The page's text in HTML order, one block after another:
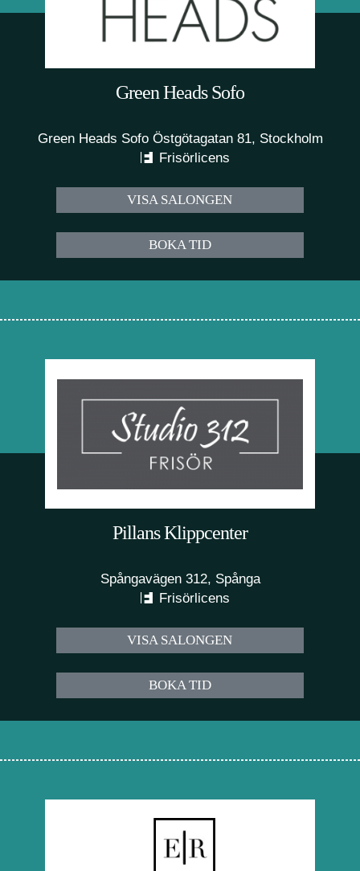
Green Heads Sofo
Green Heads Sofo Östgötagatan 81, Stockholm
Frisörlicens
VISA SALONGEN
BOKA TID
Pillans Klippcenter
Spångavägen 312, Spånga
Frisörlicens
VISA SALONGEN
BOKA TID